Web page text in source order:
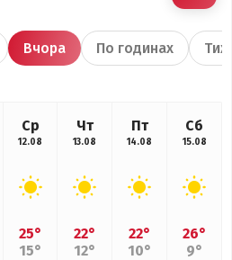
Вчора По годинах
Ср
12.08
25°
15°
Чт
13.08
22°
12°
Пт
14.08
22°
10°
Сб
15.08
26°
9°